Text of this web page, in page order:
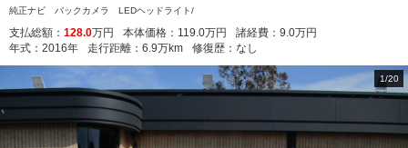
純正ナビ バックカメラ LEDヘッドライト/
支払総額： 128.0万円 本体価格： 119.0万円 諸経費： 9.0万円
年式： 2016年 走行距離： 6.9万km 修復歴： なし
1/20